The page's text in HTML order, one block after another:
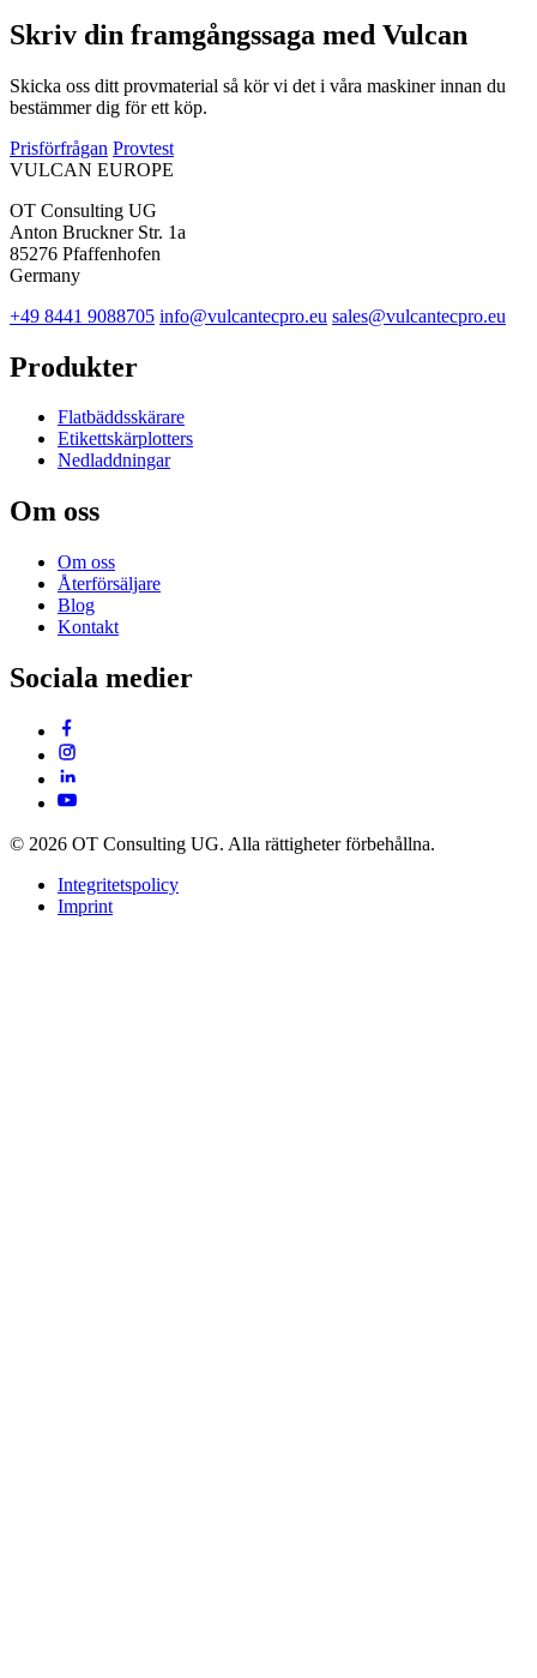
Skriv din framgångssaga med Vulcan
Skicka oss ditt provmaterial så kör vi det i våra maskiner innan du
bestämmer dig för ett köp.
Prisförfrågan Provtest
VULCAN EUROPE
OT Consulting UG
Anton Bruckner Str. 1a
85276 Pfaffenhofen
Germany
+49 8441 9088705 info@vulcantecpro.eu sales@vulcantecpro.eu
Produkter
Flatbäddsskärare
Etikettskärplotters
Nedladdningar
Om oss
Om oss
Återförsäljare
Blog
Kontakt
Sociala medier
© 2026 OT Consulting UG. Alla rättigheter förbehållna.
Integritetspolicy
Imprint